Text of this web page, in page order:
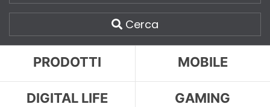
Cerca
PRODOTTI MOBILE
DIGITAL LIFE GAMING